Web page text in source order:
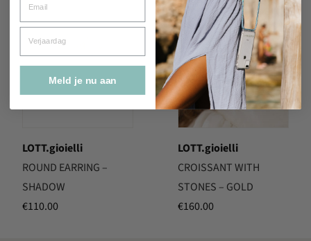
LOTT.gioielli
ROUND EARRING –
SHADOW
€110.00
LOTT.gioielli
CROISSANT WITH
STONES – GOLD
€160.00
Verjaardag
Meld je nu aan